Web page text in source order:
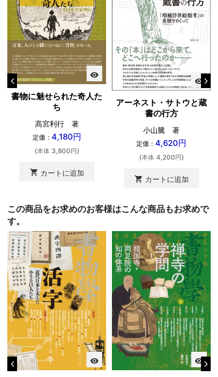
visibility
書物に魅せられた奇人た
ち
髙宮利行 著
定価： 4,180円
(本体 3,800円)
shopping_cart カートに追加
visibility
アーネスト・サトウと蔵
書の行方
小山騰 著
定価： 4,620円
(本体 4,200円)
shopping_cart カートに追加
この商品をお求めのお客様はこんな商品もお求めで
す。
visibility visibility